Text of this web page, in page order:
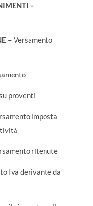
–
– Versamento
proventi
imposta
ritenute
Iva derivante da